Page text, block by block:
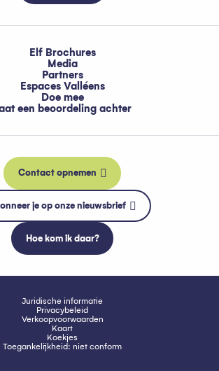
Elf Brochures
Media
Partners
Espaces Valléens
Doe mee
een beoordeling achter
Contact opnemen
je op onze nieuwsbrief
Hoe kom ik daar?
Juridische informatie
Privacybeleid
Verkoopvoorwaarden
Kaart
Koekjes
Toegankelijkheid: niet conform